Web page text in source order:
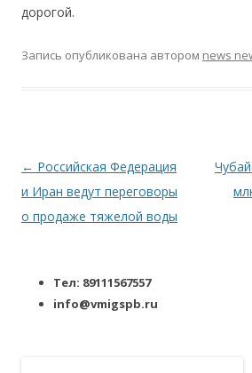
дорогой.
Запись опубликована автором news
Навигация по записям
← Российская Федерация
и Иран ведут переговоры
о продаже тяжелой воды
Тел: 89111567557
info@vmigspb.ru